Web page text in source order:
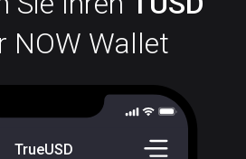
NOW Wallet
TrueUSD